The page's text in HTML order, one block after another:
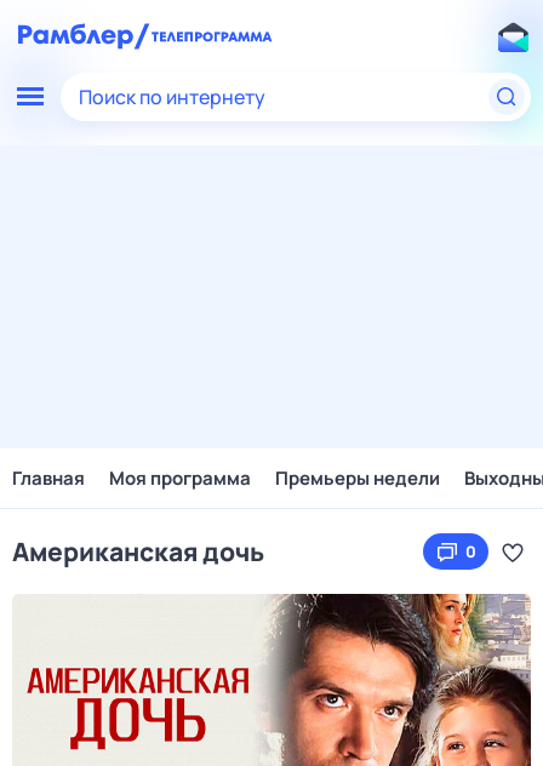
Поиск по интернету
Главная Моя программа Премьеры недели
Американская дочь 0